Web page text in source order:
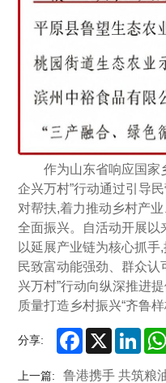
作为山东省响应国家
企兴万村”行动通过引导民
对帮扶,着力推动乡村产
全面振兴。自活动开展以
以延展产业链为核心抓手
民致富动能强劲、群众认
兴万村”行动向纵深推进
质量打造乡村振兴“齐鲁
分享: Facebook
X
上一篇: 鲁港携手 共筑粮